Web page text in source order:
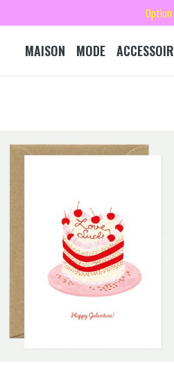
MAISON MODE